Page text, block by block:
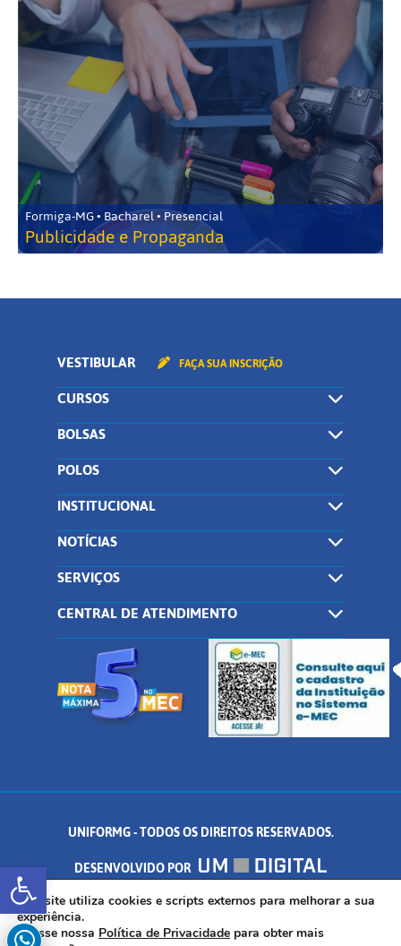
Abrir a barra de ferramentas
Formiga-MG • Bacharel • Presencial
Publicidade e Propaganda
VESTIBULAR FAÇA SUA INSCRIÇÃO
CURSOS
BOLSAS
POLOS
INSTITUCIONAL
NOTÍCIAS
SERVIÇOS
CENTRAL DE ATENDIMENTO
UNIFORMG - TODOS OS DIREITOS RESERVADOS.
DESENVOLVIDO POR
AV. DR. ARNALDO DE SENNA, 328 - PALMEIRAS, FORMIGA/MG - CEP:
35.574.530
Este site utiliza cookies e scripts externos para melhorar a sua
experiência.
Acesse nossa Política de Privacidade para obter mais